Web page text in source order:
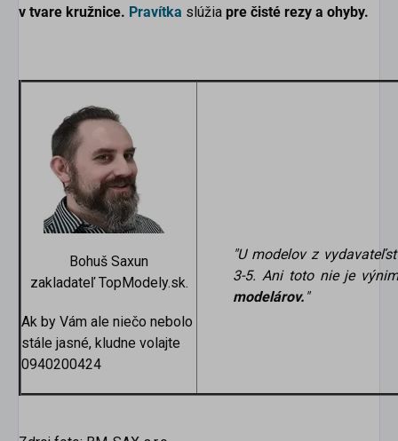
v tvare kružnice. Pravítka slúžia pre čisté rezy a ohyby.
Bohuš Saxun
zakladateľ TopModely.sk.
Ak by Vám ale niečo nebolo
stále jasné, kludne volajte
0940200424
"U modelov z
3-5. Ani toto nie je
modelárov. "